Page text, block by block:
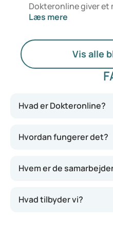
Dokteronline giver et
billede. Folk ønsker
opbygge større
være sikre på, at
passende og til at
Læs mere
Vis alle
Hvad er Dokteronline?
Hvordan fungerer det?
Hvem er de
Hvad tilbyder vi?